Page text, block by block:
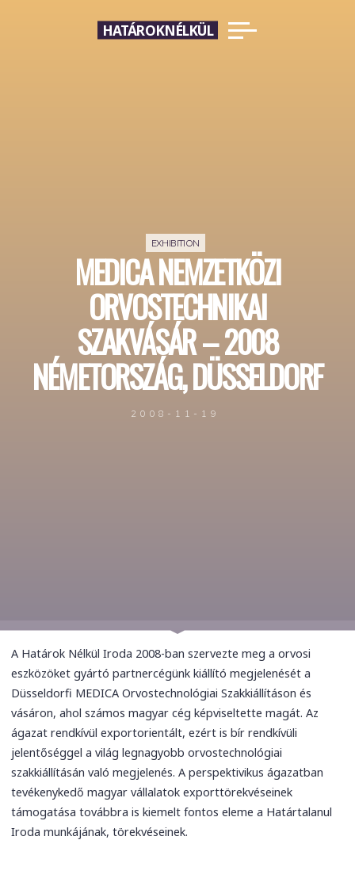
HATÁROKNÉLKÜL
EXHIBITION
MEDICA NEMZETKÖZI
ORVOSTECHNIKAI
SZAKVÁSÁR – 2008
NÉMETORSZÁG, DÜSSELDORF
2008-11-19
A Határok Nélkül Iroda 2008-ban szervezte meg a orvosi
eszközöket gyártó partnercégünk kiállító megjelenését a
Düsseldorfi MEDICA Orvostechnológiai Szakkiállításon és
vásáron, ahol számos magyar cég képviseltette magát. Az
ágazat rendkívül exportorientált, ezért is bír rendkívüli
jelentőséggel a világ legnagyobb orvostechnológiai
szakkiállításán való megjelenés. A perspektivikus ágazatban
tevékenykedő magyar vállalatok exporttörekvéseinek
támogatása továbbra is kiemelt fontos eleme a Határtalanul
Iroda munkájának, törekvéseinek.